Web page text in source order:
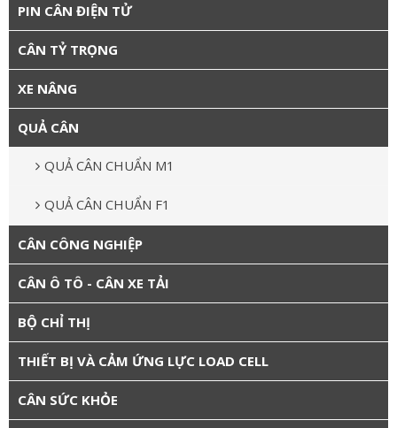
PIN CÂN ĐIỆN TỬ
CÂN TỶ TRỌNG
XE NÂNG
QUẢ CÂN
QUẢ CÂN CHUẨN M1
QUẢ CÂN CHUẨN F1
CÂN CÔNG NGHIỆP
CÂN Ô TÔ - CÂN XE TẢI
BỘ CHỈ THỊ
THIẾT BỊ VÀ CẢM ỨNG LỰC LOAD CELL
CÂN SỨC KHỎE